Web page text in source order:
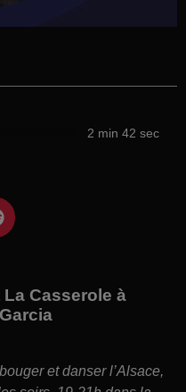
2 min 42 sec
Casserole à
et danser l’Alsace,